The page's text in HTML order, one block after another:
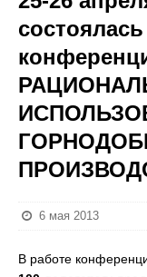
6 мая 2013
В работе